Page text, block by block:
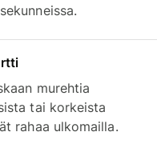
murehtia
tai korkeista
rahaa ulkomailla.